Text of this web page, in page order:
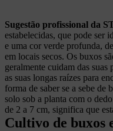
Sugestão profissional da
estabelecidas, que pode ser
e uma cor verde profunda,
em locais secos. Os buxos
geralmente cuidam das suas
as suas longas raízes para
forma de saber se a sebe de
solo sob a planta com o
de 2 a 7 cm, significa que
Cultivo de buxos